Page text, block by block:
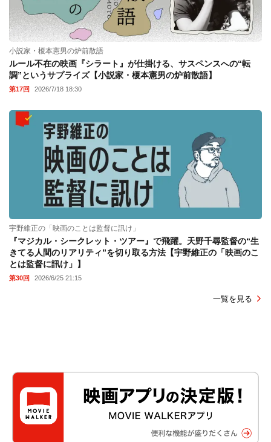
小説家・榎本憲男の炉前散語
ルール不在の映画『シラート』が仕掛ける、サスペンスへの“転
調”というサプライズ【小説家・榎本憲男の炉前散語】
第17回 2026/7/18 18:30
宇野維正の「映画のことは監督に訊け」
『マジカル・シークレット・ツアー』で飛躍。天野千尋監督の“生
きてる人間のリアリティ”を切り取る方法【宇野維正の「映画のこ
とは監督に訊け」】
第30回 2026/6/25 21:15
一覧を見る